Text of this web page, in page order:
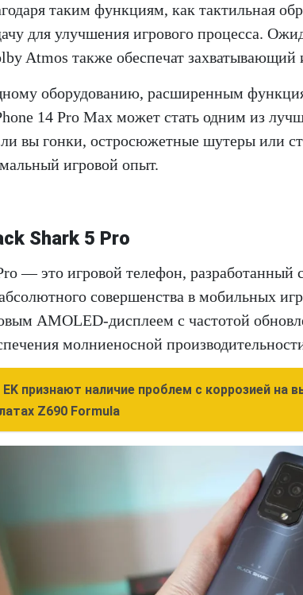
таким функциям, как тактильная
для улучшения игрового процесса.
Atmos также обеспечат захватывающий
оборудованию, расширенным
14 Pro Max может стать одним из
вы гонки, остросюжетные шутеры или
игровой опыт.
Shark 5 Pro
— это игровой телефон, разработанный
совершенства в мобильных
AMOLED-дисплеем с частотой
молниеносной
EK признают наличие проблем с коррозией на
Z690 Formula